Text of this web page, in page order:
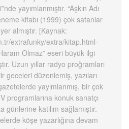
yayımlanmıştır. “Aşkın Adı
kitabı (1999) çok satanlar
almıştır. [Kaynak:
extrafunky/extra/kitap.html-
Olmaz” eseri büyük ilgi
Uzun yıllar radyo proğramları
geceleri düzenlemiş, yazıları
yayımlanmış, bir çok
programlarına konuk sanatçı
katılım sağlamıştır.
köşe yazarlığına devam